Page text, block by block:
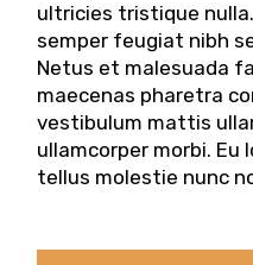
ultricies tristique
semper feugiat nibh
Netus et malesuada
maecenas pharetra
vestibulum mattis
ullamcorper morbi.
tellus molestie nunc